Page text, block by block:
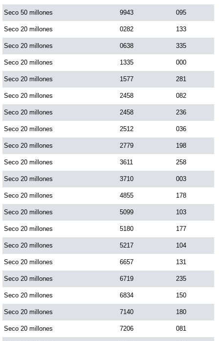
Seco 50 millones 9943 095
Seco 20 millones 0282 133
Seco 20 millones 0638 335
Seco 20 millones 1335 000
Seco 20 millones 1577 281
Seco 20 millones 2458 082
Seco 20 millones 2458 236
Seco 20 millones 2512 036
Seco 20 millones 2779 198
Seco 20 millones 3611 258
Seco 20 millones 3710 003
Seco 20 millones 4855 178
Seco 20 millones 5099 103
Seco 20 millones 5180 177
Seco 20 millones 5217 104
Seco 20 millones 6657 131
Seco 20 millones 6719 235
Seco 20 millones 6834 150
Seco 20 millones 7140 180
Seco 20 millones 7206 081